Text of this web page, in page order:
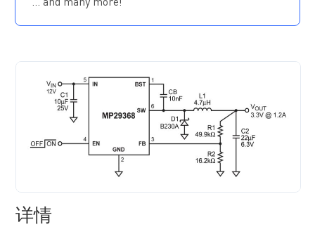
大占空比下频率扩展
采用 SOT583（1.6mmx2.1mm）封装
… and many more!
详情